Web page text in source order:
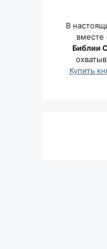
В
Библии
Купить